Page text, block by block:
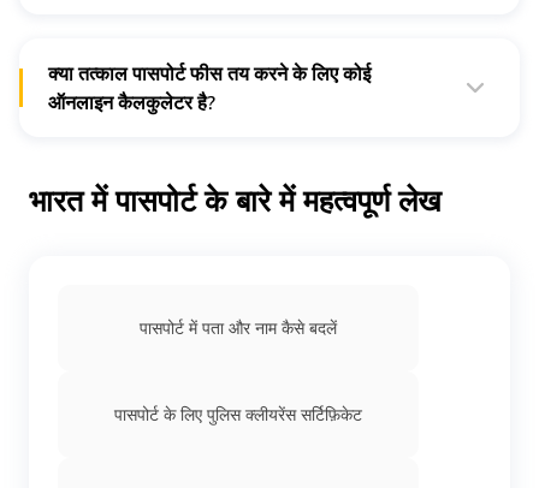
क्या तत्काल पासपोर्ट फीस तय करने के लिए कोई
ऑनलाइन कैलकुलेटर है?
भारत में पासपोर्ट के बारे में महत्वपूर्ण लेख
पासपोर्ट में पता और नाम कैसे बदलें
पासपोर्ट के लिए पुलिस क्लीयरेंस सर्टिफ़िकेट